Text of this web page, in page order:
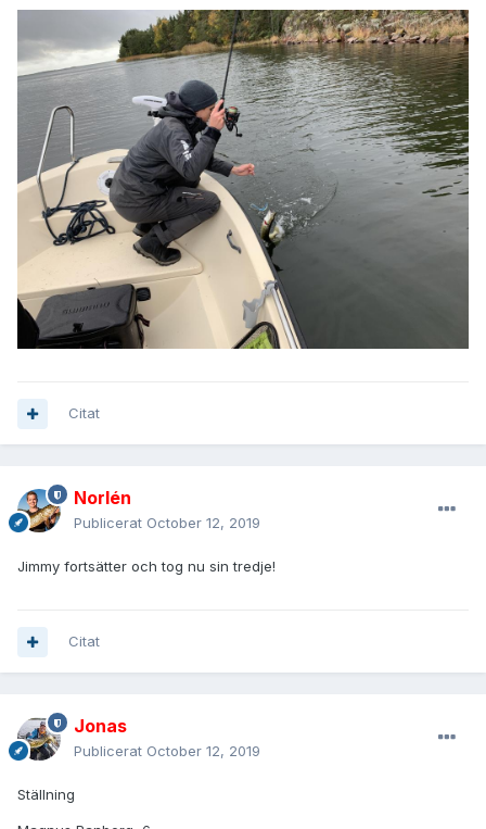
Citat
Norlén
Publicerat October 12, 2019
Jimmy fortsätter och tog nu sin tredje!
Citat
Jonas
Publicerat October 12, 2019
Ställning